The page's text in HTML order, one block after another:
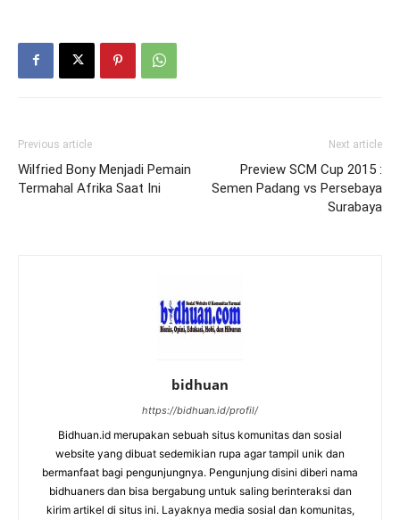
Previous article
Wilfried Bony Menjadi Pemain
Termahal Afrika Saat Ini
Next article
Preview SCM Cup 2015 :
Semen Padang vs Persebaya
Surabaya
bidhuan
https://bidhuan.id/profil/
Bidhuan.id merupakan sebuah situs komunitas dan sosial
website yang dibuat sedemikian rupa agar tampil unik dan
bermanfaat bagi pengunjungnya. Pengunjung disini diberi nama
bidhuaners dan bisa bergabung untuk saling berinteraksi dan
kirim artikel di situs ini. Layaknya media sosial dan komunitas,